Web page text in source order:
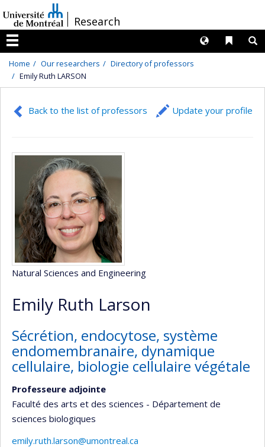
au
contenu
/Research
Menu
Liens
Langues
Home Our researchers
Directory of professors
Emily Ruth LARSON
Back to the list of professors Update your profile
Natural Sciences and Engineering
Emily Ruth Larson
Sécrétion, endocytose, système
endomembranaire, dynamique
cellulaire, biologie cellulaire végétale
Professeure adjointe
Faculté des arts et des sciences - Département de
sciences biologiques
emily.ruth.larson@umontreal.ca